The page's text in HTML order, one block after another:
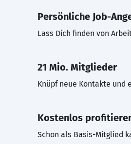
Persönliche Job-
Lass Dich finden von
21 Mio. Mitglieder
Knüpf neue Kontakte und
Kostenlos
Schon als Basis-Mitglied